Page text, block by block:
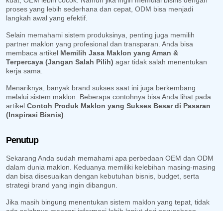
proses yang lebih sederhana dan cepat, ODM bisa menjadi
langkah awal yang efektif.
Selain memahami sistem produksinya, penting juga memilih
partner maklon yang profesional dan transparan. Anda bisa
membaca artikel Memilih Jasa Maklon yang Aman &
Terpercaya (Jangan Salah Pilih) agar tidak salah menentukan
kerja sama.
Menariknya, banyak brand sukses saat ini juga berkembang
melalui sistem maklon. Beberapa contohnya bisa Anda lihat pada
artikel Contoh Produk Maklon yang Sukses Besar di Pasaran
(Inspirasi Bisnis)
Penutup
Sekarang Anda sudah memahami apa perbedaan OEM dan ODM
dalam dunia maklon. Keduanya memiliki kelebihan masing-masing
dan bisa disesuaikan dengan kebutuhan bisnis, budget, serta
strategi brand yang ingin dibangun.
Jika masih bingung menentukan sistem maklon yang tepat, tidak